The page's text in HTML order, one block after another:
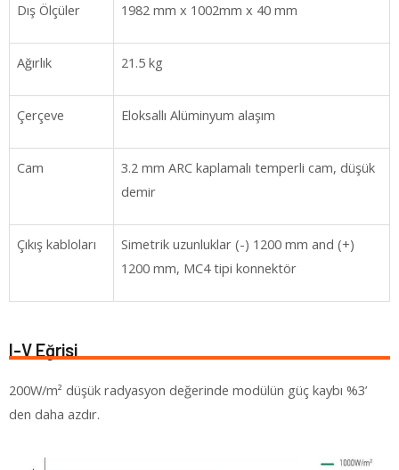
Dış Ölçüler 1982 mm x 1002mm x 40 mm
Ağırlık 21.5 kg
Çerçeve Eloksallı Alüminyum alaşım
Cam
3.2 mm ARC kaplamalı temperli cam, düşük
demir
Çıkış kabloları
Simetrik uzunluklar (-) 1200 mm and (+)
1200 mm, MC4 tipi konnektör
I-V Eğrisi
200W/m² düşük radyasyon değerinde modülün güç kaybı %3’
den daha azdır.